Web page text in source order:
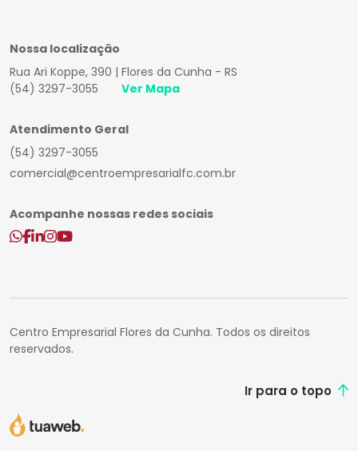
Nossa localização
Rua Ari Koppe, 390 | Flores da Cunha - RS
(54) 3297-3055
Ver Mapa
Atendimento Geral
(54) 3297-3055
comercial@centroempresarialfc.com.br
Acompanhe nossas redes sociais
Centro Empresarial Flores da Cunha. Todos os direitos
reservados.
Ir para o topo